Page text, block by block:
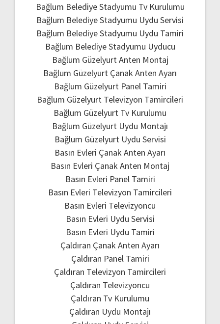
Bağlum Belediye Stadyumu Tv Kurulumu
Bağlum Belediye Stadyumu Uydu Servisi
Bağlum Belediye Stadyumu Uydu Tamiri
Bağlum Belediye Stadyumu Uyducu
Bağlum Güzelyurt Anten Montaj
Bağlum Güzelyurt Çanak Anten Ayarı
Bağlum Güzelyurt Panel Tamiri
Bağlum Güzelyurt Televizyon Tamircileri
Bağlum Güzelyurt Tv Kurulumu
Bağlum Güzelyurt Uydu Montajı
Bağlum Güzelyurt Uydu Servisi
Basın Evleri Çanak Anten Ayarı
Basın Evleri Çanak Anten Montaj
Basın Evleri Panel Tamiri
Basın Evleri Televizyon Tamircileri
Basın Evleri Televizyoncu
Basın Evleri Uydu Servisi
Basın Evleri Uydu Tamiri
Çaldıran Çanak Anten Ayarı
Çaldıran Panel Tamiri
Çaldıran Televizyon Tamircileri
Çaldıran Televizyoncu
Çaldıran Tv Kurulumu
Çaldıran Uydu Montajı